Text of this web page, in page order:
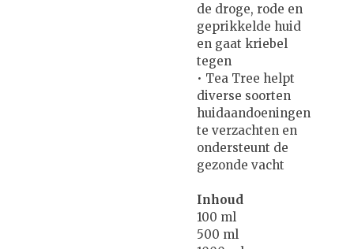
de droge, rode en
geprikkelde huid
en gaat kriebel
tegen
• Tea Tree helpt
diverse soorten
huidaandoeningen
te verzachten en
ondersteunt de
gezonde vacht
Inhoud
100 ml
500 ml